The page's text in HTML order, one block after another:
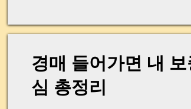
돌려달라"
임대관리
더 큰 문제
경매 들어가면 내
심 총정리